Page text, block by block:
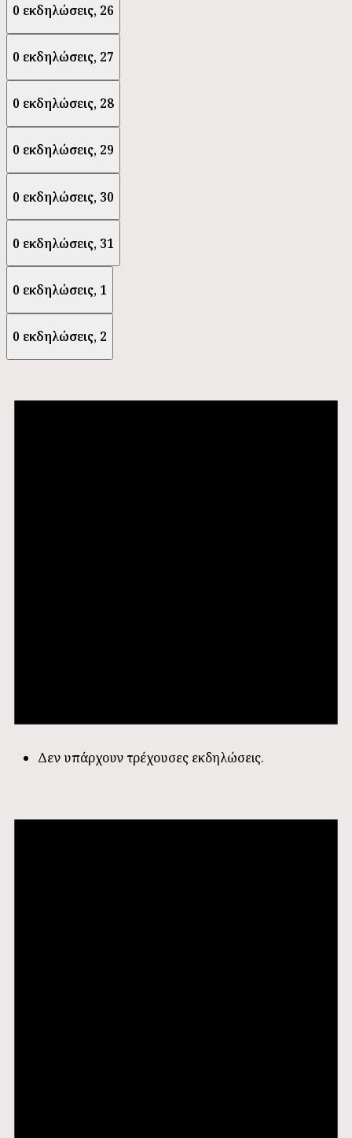
0 εκδηλώσεις, 26
0 εκδηλώσεις, 27
0 εκδηλώσεις, 28
0 εκδηλώσεις, 29
0 εκδηλώσεις, 30
0 εκδηλώσεις, 31
0 εκδηλώσεις, 1
0 εκδηλώσεις, 2
Δεν υπάρχουν τρέχουσες εκδηλώσεις.